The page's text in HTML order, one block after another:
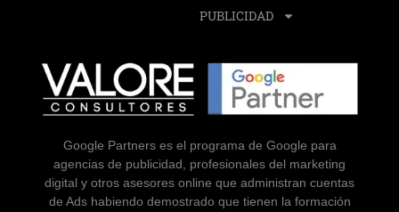
Google Partners es el programa de Google para
agencias de publicidad, profesionales del marketing
digital y otros asesores online que administran cuentas
de Ads habiendo demostrado que tienen la formación
PUBLICIDAD